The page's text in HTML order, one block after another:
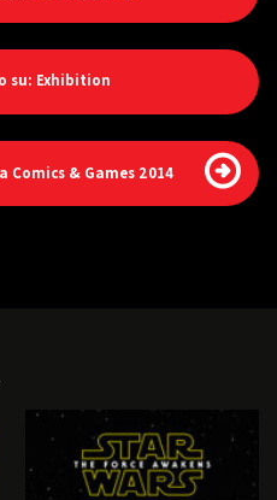
su: Exhibition
Comics & Games 2014